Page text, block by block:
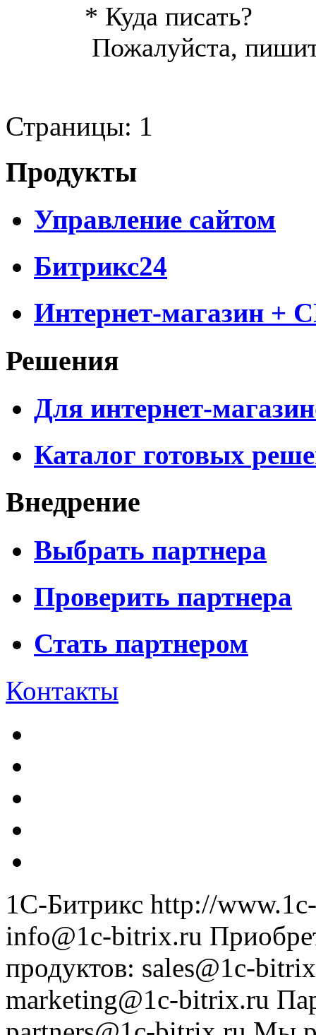
* Куда писать?
Пожалуйста,
Страницы: 1
Продукты
Управление сайтом
Битрикс24
Интернет-магазин +
Решения
Для интернет-
Каталог готовых
Внедрение
Выбрать партнера
Проверить партнера
Стать партнером
Контакты
1С-Битрикс http://
info@1c-bitrix.ru
продуктов: sales@1c-
marketing@1c-bitrix.ru